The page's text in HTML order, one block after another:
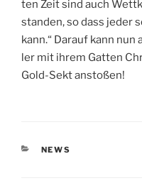
ten Zeit sind auch
stan­den, so dass jeder
kann.“ Dar­auf kann
ler mit ihrem Gat­ten
Gold-Sekt anstoßen!
KATEGORIEN
NEWS